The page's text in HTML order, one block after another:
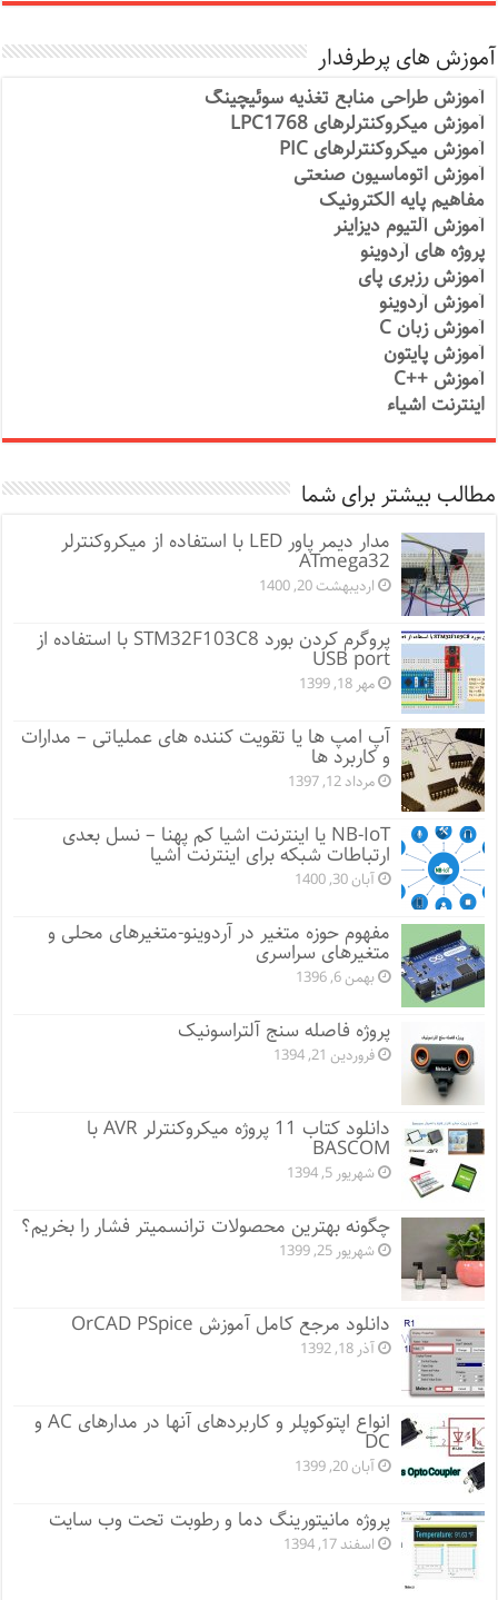
آموزش های پرطرفدار
آموزش طراحی منابع تغذیه سوئیچینگ
آموزش میکروکنترلرهای LPC1768
آموزش میکروکنترلرهای PIC
آموزش اتوماسیون صنعتی
مفاهیم پایه الکترونیک
آموزش آلتیوم دیزاینر
پروژه های آردوینو
آموزش رزبری پای
آموزش آردوینو
آموزش زبان C
آموزش پایتون
آموزش ++C
اینترنت اشیاء
مطالب بیشتر برای شما
مدار دیمر پاور LED با استفاده از میکروکنترلر
ATmega32
اردیبهشت 20, 1400
پروگرم کردن بورد STM32F103C8 با استفاده از
USB port
مهر 18, 1399
آپ امپ ها یا تقویت کننده های عملیاتی – مدارات
و کاربرد ها
مرداد 12, 1397
NB-IoT یا اینترنت اشیا کم پهنا – نسل بعدی
ارتباطات شبکه برای اینترنت اشیا
آبان 30, 1400
مفهوم حوزه متغیر در آردوینو-متغیرهای محلی و
متغیرهای سراسری
بهمن 6, 1396
پروژه فاصله سنج آلتراسونیک
فروردین 21, 1394
دانلود کتاب 11 پروژه میکروکنترلر AVR با
BASCOM
شهریور 5, 1394
چگونه بهترین محصولات ترانسمیتر فشار را بخریم؟
شهریور 25, 1399
دانلود مرجع کامل آموزش OrCAD PSpice
آذر 18, 1392
انواع اپتوکوپلر و کاربردهای آنها در مدارهای AC و
DC
آبان 20, 1399
پروژه مانيتورينگ دما و رطوبت تحت وب سایت
اسفند 17, 1394